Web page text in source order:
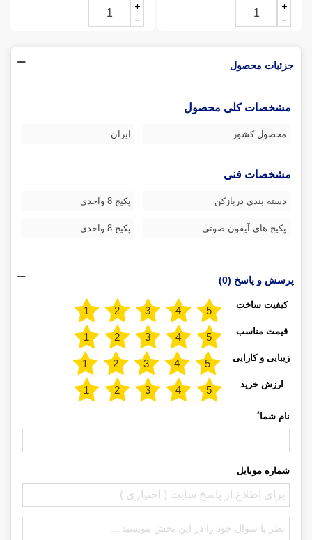
جزئیات محصول
مشخصات کلی محصول
محصول کشور ایران
مشخصات فنی
دسته بندی دربازکن پکیج 8 واحدی
پکیج های آیفون صوتی پکیج 8 واحدی
پرسش و پاسخ (0)
کیفیت ساخت
قیمت مناسب
زیبایی و کارایی
ارزش خرید
نام شما*
شماره موبایل